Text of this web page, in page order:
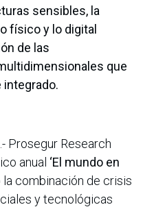
sensibles, la
físico y lo digital
de las
que
integrado.
.- Prosegur Research
anual ‘El mundo en
la combinación de crisis
y tecnológicas